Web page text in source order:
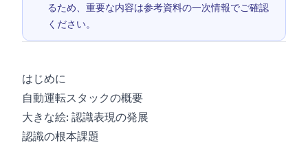
るため、重要な内容は参考資料の一次情報でご確認
ください。
はじめに
自動運転スタックの概要
大きな絵: 認識表現の発展
認識の根本課題